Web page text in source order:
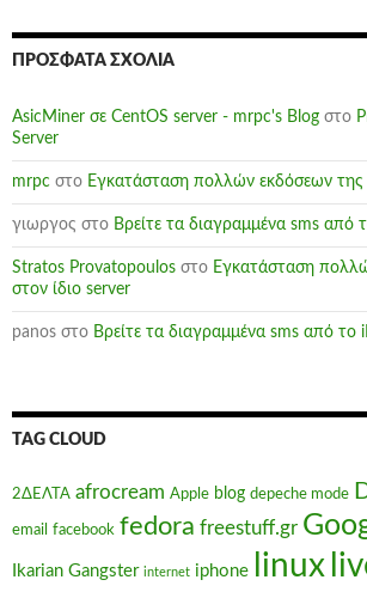
ΠΡΌΣΦΑΤΑ ΣΧΌΛΙΑ
AsicMiner σε CentOS server - mrpc's Blog στο
Server
mrpc στο Εγκατάσταση πολλών εκδόσεων της
γιωργος στο Βρείτε τα διαγραμμένα sms από
Stratos Provatopoulos στο Εγκατάσταση
στον ίδιο server
panos στο Βρείτε τα διαγραμμένα sms από το
TAG CLOUD
2ΔΕΛΤΑ afrocream Apple blog depeche mode
email facebook fedora freestuff.gr
Ikarian Gangster internet iphone linux